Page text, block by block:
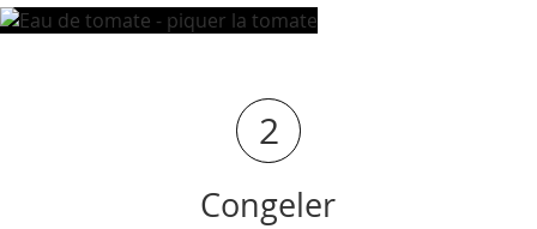
2
Congeler